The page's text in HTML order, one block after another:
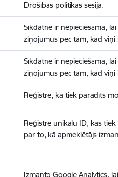
Drošības politikas sesija.
Sīkdatne ir nepieciešama,
ziņojumus pēc tam, kad viņi
Sīkdatne ir nepieciešama,
ziņojumus pēc tam, kad viņi
Reģistrē, ka tiek parādīts
Reģistrē unikālu ID, kas
par to, kā apmeklētājs
Izmanto Google Analytics,